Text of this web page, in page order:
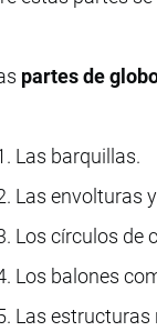
partes de
Las barquillas.
Las envolturas
Los círculos de
Los balones
Las estructuras